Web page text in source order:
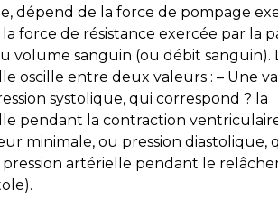
dépend de la force de pompage
force de résistance exercée par la
volume sanguin (ou débit sanguin).
oscille entre deux valeurs : – Une
systolique, qui correspond ? la
pendant la contraction
minimale, ou pression diastolique,
pression artérielle pendant le